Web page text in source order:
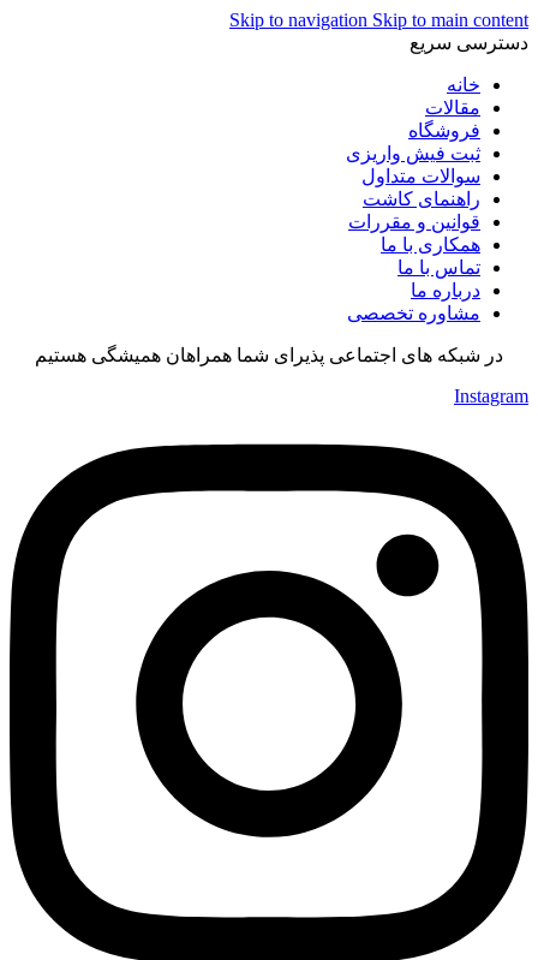
Skip to navigation Skip to main content
دسترسی سریع
خانه
مقالات
فروشگاه
ثبت فیش واریزی
سوالات متداول
راهنمای کاشت
قوانین و مقررات
همکاری با ما
تماس با ما
درباره ما
مشاوره تخصصی
در شبکه های اجتماعی پذیرای شما همراهان همیشگی هستیم
Instagram